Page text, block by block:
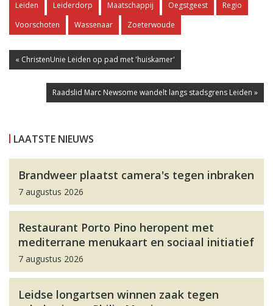
Leiden Leiderdorp Maatschappij Oegstgeest
Regio
Voorschoten
Wassenaar Zoeterwoude
« ChristenUnie Leiden op pad met 'huiskamer'
Raadslid Marc Newsome wandelt langs stadsgrens Leiden »
LAATSTE NIEUWS
Brandweer plaatst camera's tegen inbraken
7 augustus 2026
Restaurant Porto Pino heropent met
mediterrane menukaart en sociaal initiatief
7 augustus 2026
Leidse longartsen winnen zaak tegen